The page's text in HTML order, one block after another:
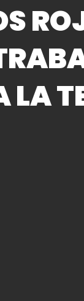
LA